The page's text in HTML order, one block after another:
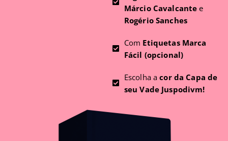
Márcio Cavalcante e
Rogério Sanches
Com Etiquetas Marca
Fácil (opcional)
Escolha acor da Capa de
seu Vade Juspodivm!